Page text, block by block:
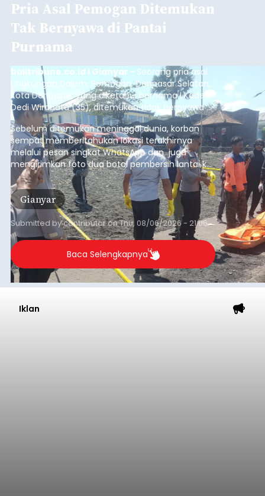
Pria Asal Pemogan Ditemukan
Tak Bernyawa di Pantai
Purnama
balitribune.co.id I Gianyar - Seorang pria asal
Lingkungan Dalem, Pemogan, Denpasar Selatan,
Kota Denpasar, yang diketahui bernama I Kadek
Dedi Wiranata (35), ditemukan tidak bernyawa di
pesisir Pantai Purnama, Sukawati.
Sebelum ditemukan meninggal dunia, korban
sempat memberitahukan lokasi terakhirnya
melalui pesan singkat WhatsApp dan juga
mengirimkan foto dua botol pembersih lantai ke
istrinya.
Gianyar
Submitted bycontributoronThu, 08/06/2026 - 21:06
Baca Selengkapnya
Iklan